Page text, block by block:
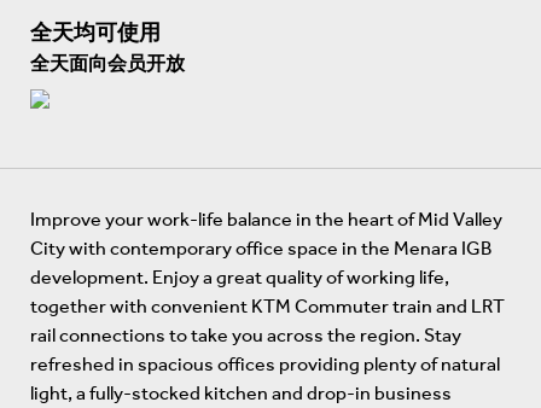
全天均可使用
全天面向会员开放
Improve your work-life balance in the heart of Mid Valley
City with contemporary office space in the Menara IGB
development. Enjoy a great quality of working life,
together with convenient KTM Commuter train and LRT
rail connections to take you across the region. Stay
refreshed in spacious offices providing plenty of natural
light, a fully-stocked kitchen and drop-in business